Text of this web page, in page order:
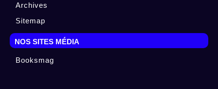
Archives
Sitemap
NOS SITES MÉDIA
Booksmag